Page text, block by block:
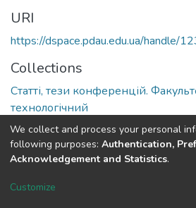
URI
https://dspace.pdau.edu.ua/handle/
Collections
Статті, тези конференцій.
технологічний
Full item page
DSpace software copyright ©
Send
We collect and process your personal
following purposes: Authentication,
Acknowledgement and Statistics.
Customize